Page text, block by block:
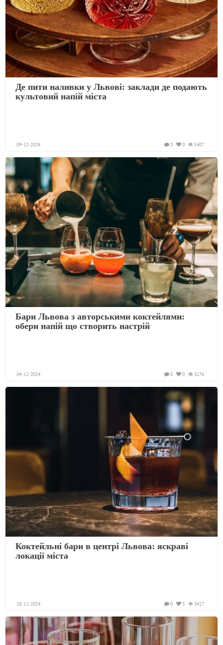
Де пити наливки у Львові: заклади де подають
культовий напій міста
09-12-2024 5407
0
0
Бари Львова з авторськими коктейлями:
обери напій що створить настрій
04-12-2024 3176
0
0
Коктейльні бари в центрі Львова: яскраві
локації міста
26-11-2024 3417
3
0